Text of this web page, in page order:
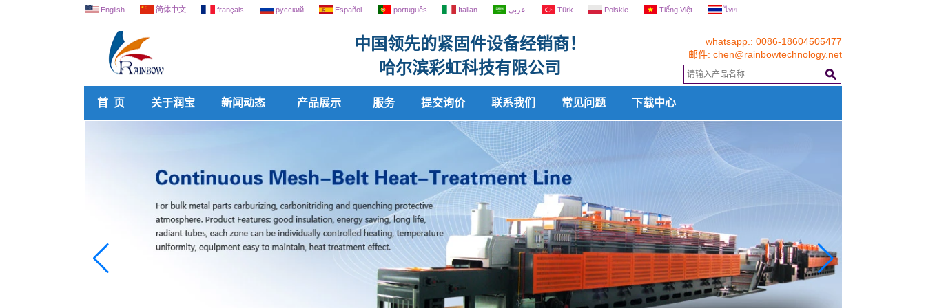
中国领先的紧固件设备经销商！
哈尔滨彩虹科技有限公司
whatsapp.: 0086-18604505477
邮件: chen@rainbowtechnology.net
English 简体中文 français русский Español português Italian عربى Türk Polskie Tiếng Việt ไทย
首 页 关于润宝 新闻动态 产品展示 服务 提交询价 联系我们 常见问题 下载中心